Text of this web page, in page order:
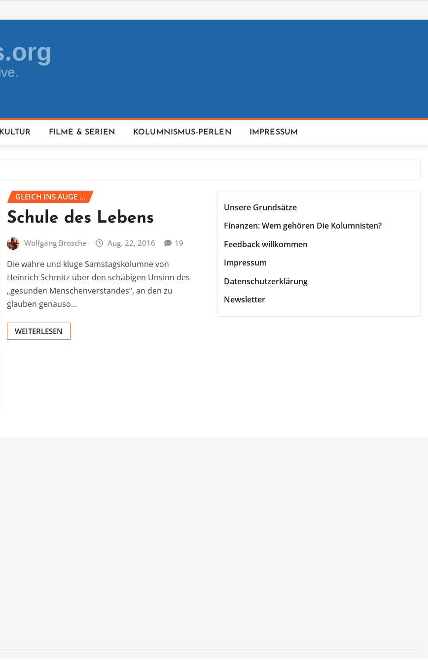
KULTUR FILME & SERIEN KOLUMNISMUS-PERLEN IMPRESSUM
GLEICH INS AUGE ...
Schule des Lebens
Wolfgang Brosche Aug. 22, 2016 19
Die wahre und kluge Samstagskolumne von
Heinrich Schmitz über den schäbigen Unsinn des
„gesunden Menschenverstandes“, an den zu
glauben genauso…
WEITERLESEN
Unsere Grundsätze
Finanzen: Wem gehören Die Kolumnisten?
Feedback willkommen
Impressum
Datenschutzerklärung
Newsletter